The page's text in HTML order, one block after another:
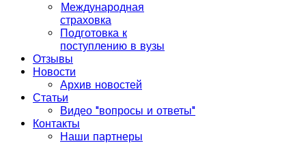
Международная
страховка
Подготовка к
поступлению в вузы
Отзывы
Новости
Архив новостей
Статьи
Видео "вопросы и ответы"
Контакты
Наши партнеры